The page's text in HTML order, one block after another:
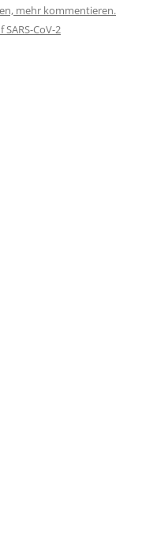
mehr kommentieren.
CoV-2